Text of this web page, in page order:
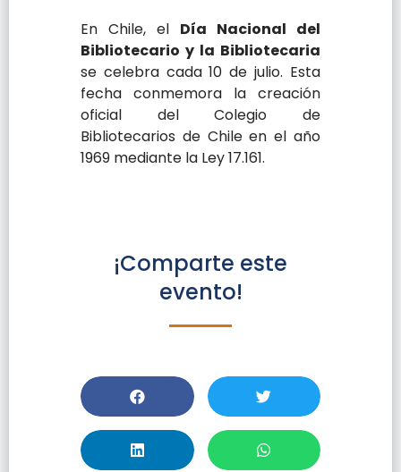
En Chile, el Día Nacional del
Bibliotecario y la Bibliotecaria
se celebra cada 10 de julio. Esta
fecha conmemora la creación
oficial delColegio de
Bibliotecarios de Chileen el año
1969 mediante la Ley 17.161.
¡Comparte este
evento!